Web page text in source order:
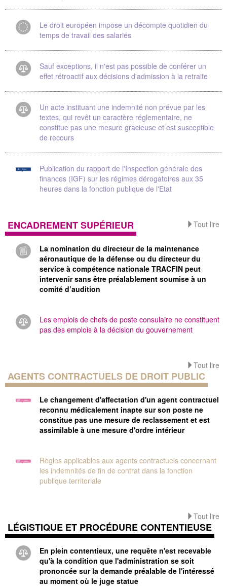
Le droit européen impose un décompte quotidien du
temps de travail des salariés
Sauf exceptions, il n'est pas possible de conférer un
effet rétroactif aux décisions d'admission à la retraite
Un acte instituant une indemnité non prévue par les
textes, qui revêt un caractère réglementaire, ne
constitue pas une mesure gracieuse et est susceptible
de recours
Publication du rapport de l'Inspection générale des
finances (IGF) sur les régimes dérogatoires aux 35
heures dans la fonction publique de l'Etat
Tout lire
ENCADREMENT SUPÉRIEUR
La nomination du directeur de la maintenance
aéronautique de la défense ou du directeur du
service à compétence nationale TRACFIN peut
intervenir sans être préalablement soumise à un
comité d’audition
Les emplois de chefs de poste consulaire ne constituent
pas des emplois à la décision du gouvernement
Tout lire
AGENTS CONTRACTUELS DE DROIT PUBLIC
Le changement d'affectation d'un agent contractuel
reconnu médicalement inapte sur son poste ne
constitue pas une mesure de reclassement et est
assimilable à une mesure d'ordre intérieur
Règles applicables aux agents contractuels concernant
les indemnités de fin de contrat dans la fonction
publique territoriale
Tout lire
LÉGISTIQUE ET PROCÉDURE CONTENTIEUSE
En plein contentieux, une requête n'est recevable
qu'à la condition que l'administration se soit
prononcée sur la demande préalable de l'intéressé
au moment où le juge statue